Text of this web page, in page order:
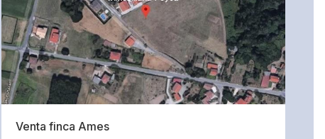
Venta finca Ames